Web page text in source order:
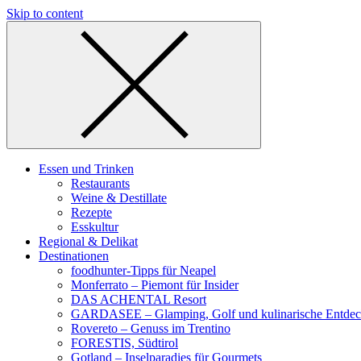
Skip to content
Essen und Trinken
Restaurants
Weine & Destillate
Rezepte
Esskultur
Regional & Delikat
Destinationen
foodhunter-Tipps für Neapel
Monferrato – Piemont für Insider
DAS ACHENTAL Resort
GARDASEE – Glamping, Golf und kulinarische
Rovereto – Genuss im Trentino
FORESTIS, Südtirol
Gotland – Inselparadies für Gourmets